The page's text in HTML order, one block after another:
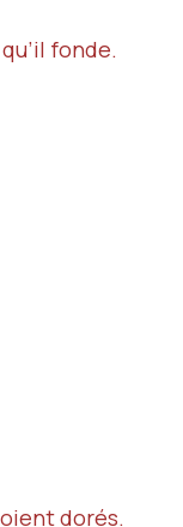
fonde.
dorés.